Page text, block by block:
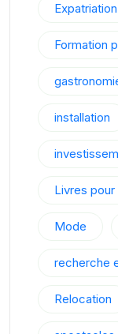
Expatriation
Formation
installation
Livres
Mode
recherche
Relocation